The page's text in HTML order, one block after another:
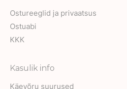
Ostureeglid ja privaatsus
Ostuabi
KKK
Kasulik info
Käevõru suurused